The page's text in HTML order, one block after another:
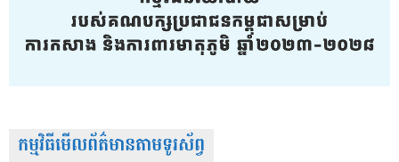
កម្មវិធីមើលព័ត៌មានតាមទូរស័ព្វ